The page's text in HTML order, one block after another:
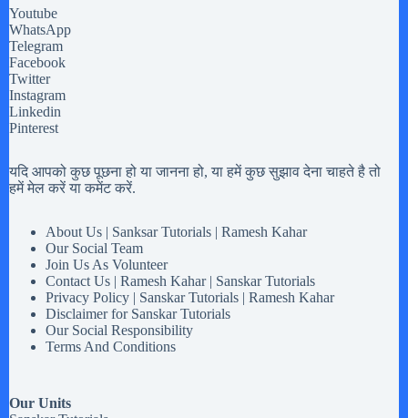
Youtube
WhatsApp
Telegram
Facebook
Twitter
Instagram
Linkedin
Pinterest
यदि आपको कुछ पूछना हो या जानना हो, या हमें कुछ सुझाव देना चाहते है तो
हमें मेल करें या कमेंट करें.
About Us | Sanksar Tutorials | Ramesh Kahar
Our Social Team
Join Us As Volunteer
Contact Us | Ramesh Kahar | Sanskar Tutorials
Privacy Policy | Sanskar Tutorials | Ramesh Kahar
Disclaimer for Sanskar Tutorials
Our Social Responsibility
Terms And Conditions
Our Units